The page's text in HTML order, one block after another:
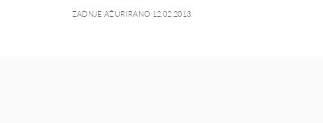
ZADNJE AŽURIRANO 12.02.2013.